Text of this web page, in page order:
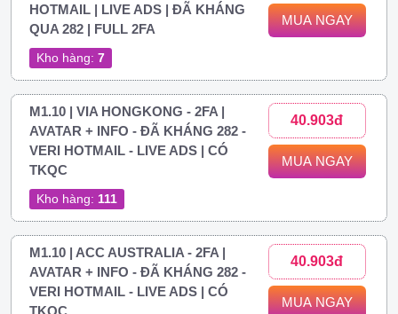
HOTMAIL | LIVE ADS | ĐÃ KHÁNG
QUA 282 | FULL 2FA
Kho hàng: 7
MUA NGAY
M1.10 | VIA HONGKONG - 2FA |
AVATAR + INFO - ĐÃ KHÁNG 282 -
VERI HOTMAIL - LIVE ADS | CÓ
TKQC
Kho hàng: 111
40.903đ
MUA NGAY
M1.10 | ACC AUSTRALIA - 2FA |
AVATAR + INFO - ĐÃ KHÁNG 282 -
VERI HOTMAIL - LIVE ADS | CÓ
TKQC
40.903đ
MUA NGAY